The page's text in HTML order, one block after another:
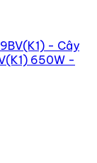
- Cây
650W -